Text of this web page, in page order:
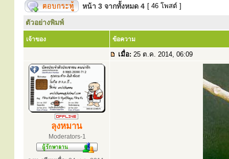
หน้า 3 จากทั้งหมด 4 [ 46 โพสต์ ]
ตัวอย่างพิมพ์
เจ้าของ ข้อความ
เมื่อ: 25 ต.ค. 2014, 06:09
ลุงหมาน
Moderators-1